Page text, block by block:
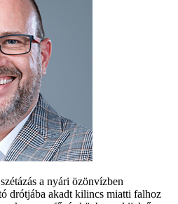
a nyári özönvízben
drótjába akadt kilincs miatti falhoz